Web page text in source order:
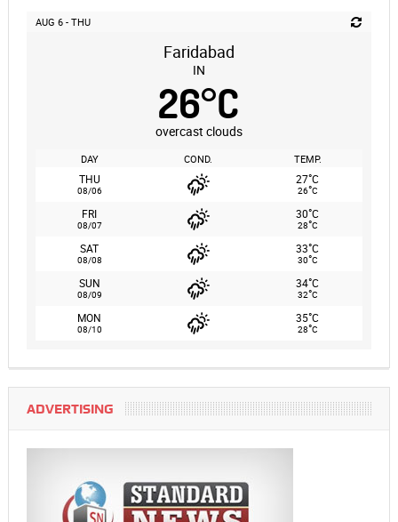
AUG 6 - THU
Faridabad
IN
26°C
overcast clouds
DAY COND. TEMP.
THU
08/06
27°C
26°C
FRI
08/07
30°C
28°C
SAT
08/08
33°C
30°C
SUN
08/09
34°C
32°C
MON
08/10
35°C
28°C
ADVERTISING